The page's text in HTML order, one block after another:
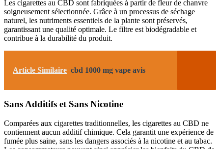
Les cigarettes au CBD sont fabriquées à partir de fleur de chanvre
soigneusement sélectionnée. Grâce à un processus de séchage
naturel, les nutriments essentiels de la plante sont préservés,
garantissant une qualité optimale. Le filtre est biodégradable et
contribue à la durabilité du produit.
Article Similaire cbd 1000 mg vape avis
Sans Additifs et Sans Nicotine
Comparées aux cigarettes traditionnelles, les cigarettes au CBD ne
contiennent aucun additif chimique. Cela garantit une expérience de
fumée plus saine, sans les dangers associés à la nicotine et au tabac.